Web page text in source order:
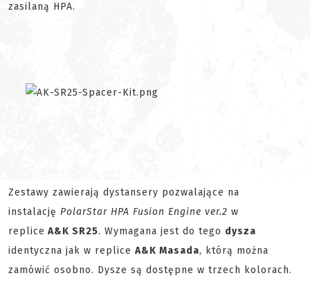
zasilaną HPA.
Zestawy zawierają dystansery pozwalające na
instalację PolarStar HPA Fusion Engine ver.2 w
replice A&K SR25. Wymagana jest do tego dysza
identyczna jak w replice A&K Masada, którą można
zamówić osobno. Dysze są dostępne w trzech kolorach.